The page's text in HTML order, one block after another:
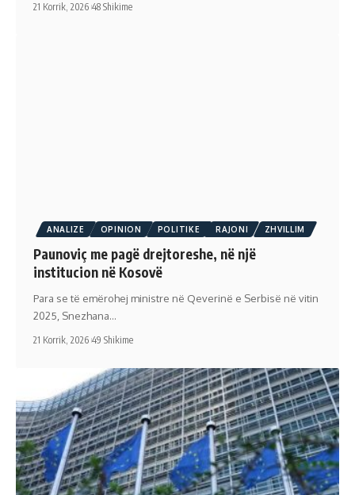
21 Korrik, 2026 48 Shikime
ANALIZE OPINION POLITIKE RAJONI ZHVILLIM
Paunoviç me pagë drejtoreshe, në një
institucion në Kosovë
Para se të emërohej ministre në Qeverinë e Serbisë në vitin
2025, Snezhana…
21 Korrik, 2026 49 Shikime